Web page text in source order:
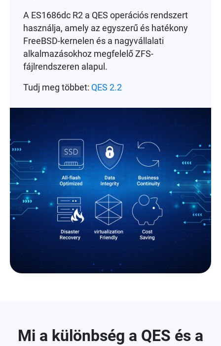
A ES1686dc R2 a QES operációs rendszert
használja, amely az egyszerű és hatékony
FreeBSD-kernelen és a nagyvállalati
alkalmazásokhoz megfelelő ZFS-
fájlrendszeren alapul.
Tudj meg többet: QES 2.2
Mi a különbség a QES és a